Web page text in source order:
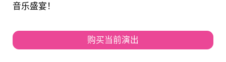
音乐盛宴！
购买当前演出